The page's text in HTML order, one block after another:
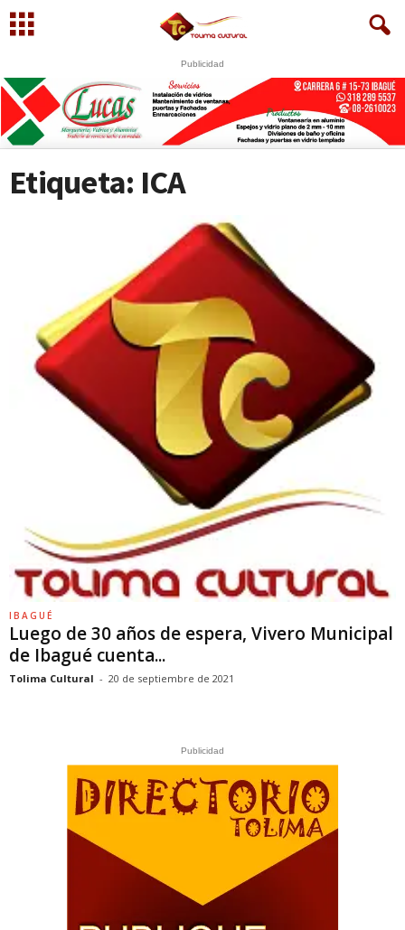
Publicidad
S U
WhatsApp +573249605958
Etiqueta: ICA
IBAGUÉ
Luego de 30 años de espera, Vivero Municipal
de Ibagué cuenta...
Tolima Cultural - 20 de septiembre de 2021
Publicidad